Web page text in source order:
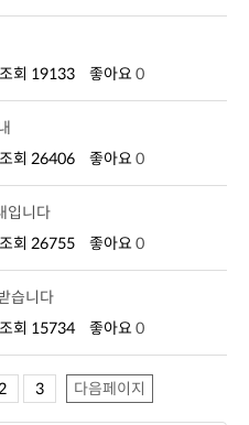
조회 19133 좋아요 0
조회 26406 좋아요 0
입니다
조회 26755 좋아요 0
습니다
조회 15734 좋아요 0
3 다음페이지